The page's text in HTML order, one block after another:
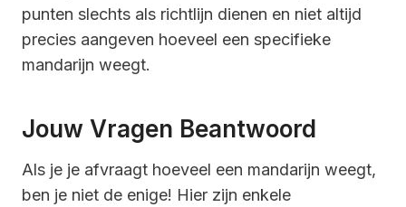
punten slechts als richtlijn dienen en niet altijd
precies aangeven hoeveel een specifieke
mandarijn weegt.
Jouw Vragen Beantwoord
Als je je afvraagt hoeveel een mandarijn weegt,
ben je niet de enige! Hier zijn enkele